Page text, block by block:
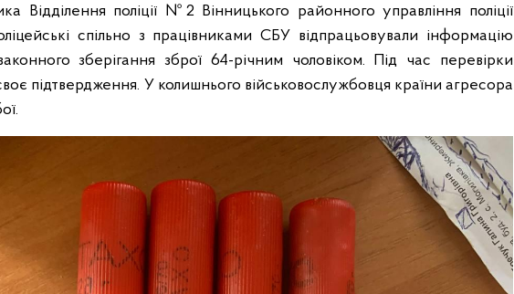
Відділення поліції №2 Вінницького районного управління поліції
спільно з працівниками СБУ відпрацьовували інформацію
зберігання зброї 64-річним чоловіком. Під час перевірки
підтвердження. У колишнього військовослужбовця країни агресора